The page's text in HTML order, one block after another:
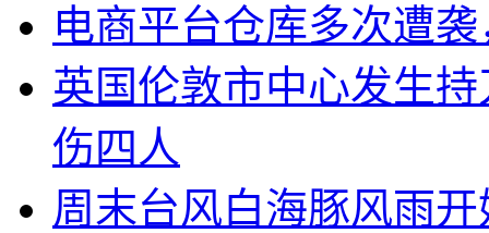
电商平台仓库多次遭
英国伦敦市中心发生
伤四人
周末台风白海豚风雨